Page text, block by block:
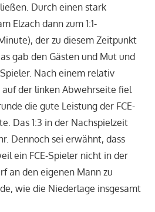
Durch einen stark
Elzach dann zum 1:1-
der zu diesem Zeitpunkt
gab den Gästen und Mut und
Nach einem relativ
der linken Abwehrseite fiel
die gute Leistung der FCE-
Das 1:3 in der Nachspielzeit
Dennoch sei erwähnt, dass
ein FCE-Spieler nicht in der
an den eigenen Mann zu
wie die Niederlage insgesamt